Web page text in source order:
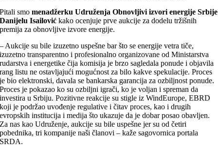
Pitali smomenadžerku Udruženja Obnovljivi izvori energije Srbije
Danijelu Isailović kako ocenjuje prve aukcije za dodelu tržišnih
premija za obnovljive izvore energije.
– Aukcije su bile izuzetno uspešne bar što se energije vetra tiče,
izuzetno transparentno i profesionalno organizovane od Ministarstva
rudarstva i energetike čija komisija je brzo sagledala ponude i objavila
rang listu ne ostavljajući mogućnost za bilo kakve spekulacije. Proces
je bio elektronski, davala se bankarska garancija za ozbiljnost ponude.
Proces je pokazao ko su ozbiljni igrači, ko je voljan i spreman da
investira u Srbiju. Pozitivne reakcije su stigle iz WindEurope, EBRD
koji je podržao uvođenje regulative i čitav proces, kao i drugih
evropskih institucija i medija što ukazuje da je dobar posao obavljen.
Za nas kao Udruženje, aukcije su bile uspešne jer su od četiri
pobednika, tri kompanije naši članovi – kaže sagovornica portala
SRDA.